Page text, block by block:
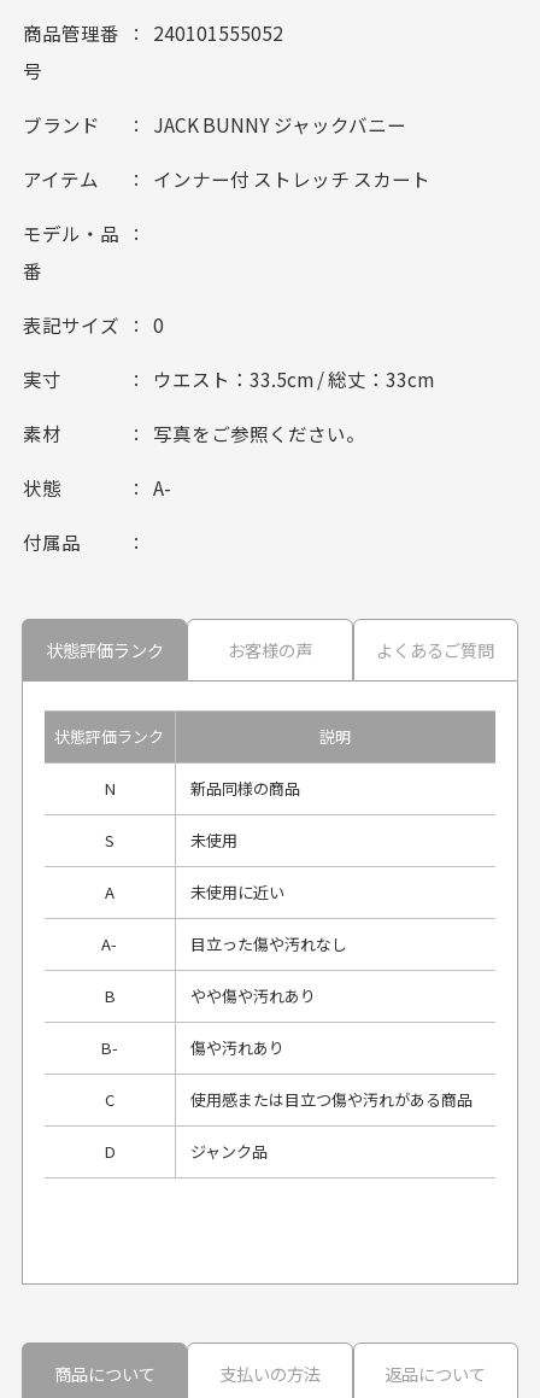
商品管理番
号
240101555052
ブランド JACK BUNNY ジャックバニー
アイテム インナー付 ストレッチ スカート
モデル・品
番
表記サイズ 0
実寸 ウエスト：33.5cm / 総丈：33cm
素材 写真をご参照ください。
状態 A-
付属品
状態評価ランク お客様の声 よくあるご質問
状態評価ランク 説明
N 新品同様の商品
S 未使用
A 未使用に近い
A- 目立った傷や汚れなし
B やや傷や汚れあり
B- 傷や汚れあり
C 使用感または目立つ傷や汚れがある商品
D ジャンク品
30代男性
商品について
支払いの方法 返品について